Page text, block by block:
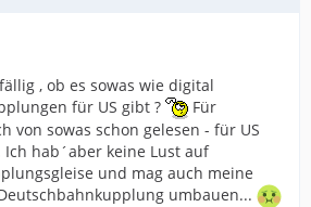
, ob es sowas wie digital
für US gibt ?
Für
von sowas schon gelesen - für US
hab´aber keine Lust auf
und mag auch meine
umbauen...